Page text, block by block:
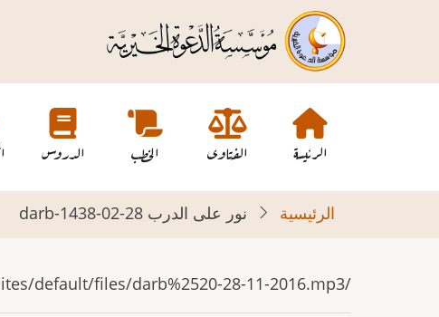
الرئيسي
Main
navigation
الرئيسة الفتاوى الخطب الدروس
الرئيسية نور على الدرب 28-02-darb-1438
/sites/default/files/darb%2520-28-11-2016.mp3